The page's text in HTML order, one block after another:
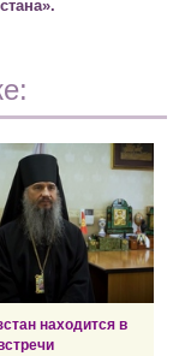
находится в